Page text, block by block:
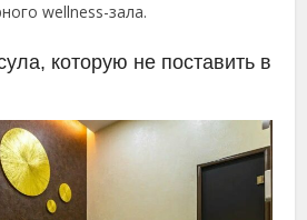
wellness-зала.
которую не поставить в